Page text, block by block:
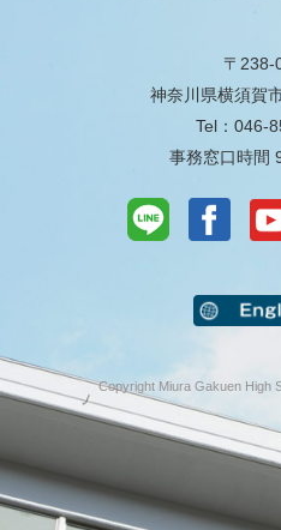
〒238-
神奈川県横須賀
Tel：046-
事務窓口時間
Copyright Miura Gakuen High